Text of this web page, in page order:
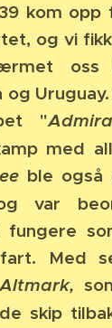
kom opp
og vi
oss
"
med
ble også
og var
Med
Altmark,
skip